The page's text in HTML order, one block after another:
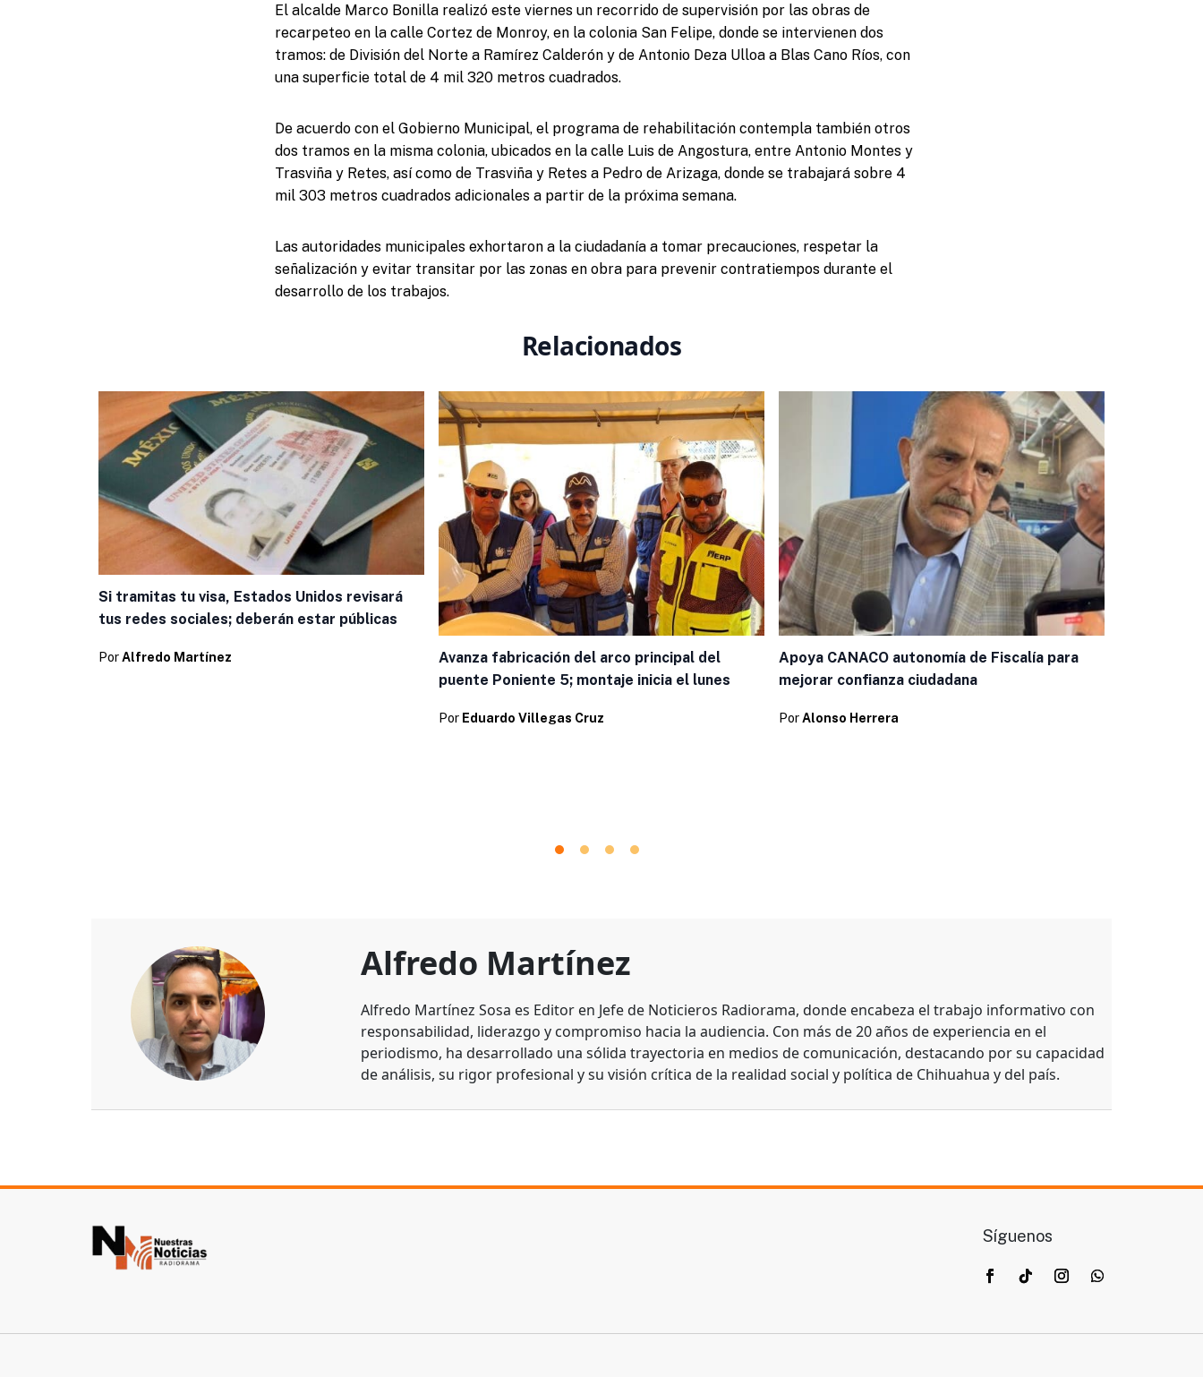
El alcalde Marco Bonilla realizó este viernes un recorrido de supervisión por las obras de
recarpeteo en la calle Cortez de Monroy, en la colonia San Felipe, donde se intervienen dos
tramos: de División del Norte a Ramírez Calderón y de Antonio Deza Ulloa a Blas Cano Ríos, con
una superficie total de 4 mil 320 metros cuadrados.
De acuerdo con el Gobierno Municipal, el programa de rehabilitación contempla también otros
dos tramos en la misma colonia, ubicados en la calle Luis de Angostura, entre Antonio Montes y
Trasviña y Retes, así como de Trasviña y Retes a Pedro de Arizaga, donde se trabajará sobre 4
mil 303 metros cuadrados adicionales a partir de la próxima semana.
Las autoridades municipales exhortaron a la ciudadanía a tomar precauciones, respetar la
señalización y evitar transitar por las zonas en obra para prevenir contratiempos durante el
desarrollo de los trabajos.
Relacionados
Si tramitas tu visa, Estados Unidos revisará
tus redes sociales; deberán estar públicas
PorAlfredo Martínez
Avanza fabricación del arco principal del
puente Poniente 5; montaje inicia el lunes
Por Eduardo Villegas Cruz
Apoya CANACO autonomía de Fiscalía para
mejorar confianza ciudadana
PorAlonso Herrera
Alfredo Martínez
Alfredo Martínez Sosa es Editor en Jefe de Noticieros Radiorama, donde encabeza el trabajo informativo con
responsabilidad, liderazgo y compromiso hacia la audiencia. Con más de 20 años de experiencia en el
periodismo, ha desarrollado una sólida trayectoria en medios de comunicación, destacando por su capacidad
de análisis, su rigor profesional y su visión crítica de la realidad social y política de Chihuahua y del país.
Síguenos